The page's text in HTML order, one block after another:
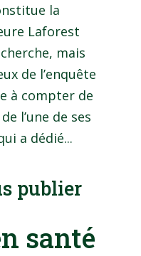
la
Laforest
mais
de l’enquête
à compter de
l’une de ses
a dédié...
publier
santé